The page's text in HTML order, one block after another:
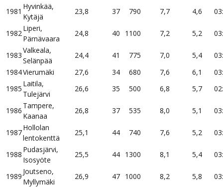
1981
Hyvinkää,
Kytäjä
23,8 37 790 7,7 4,6
1982
Liperi,
Pärnävaara
24,8 40 1100 7,2 5,2
1983
Valkeala,
Selänpää
24,4 41 775 7,0 5,4
1984Vierumäki 27,6 34 680 7,6 6,1
1985
Laitila,
Tulejärvi
26,6 35 500 6,8 5,7
1986
Tampere,
Kaanaa
26,8 37 535 8,0 5,1
1987
Hollolan
lentokenttä
25,1 44 740 7,6 5,2
1988
Pudasjärvi,
Isosyöte
25,5 44 1300 8,1 5,4
1989
Joutseno,
Myllymäki
26,9 47 1000 8,2 5,8